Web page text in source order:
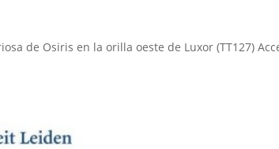
de Osiris en la orilla oeste de Luxor (TT127)